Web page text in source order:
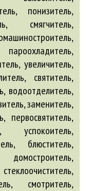
понизитель,
смягчитель,
увеличитель,
святитель,
водоотделитель,
заменитель,
первосвятитель,
успокоитель,
блюститель,
смотритель,